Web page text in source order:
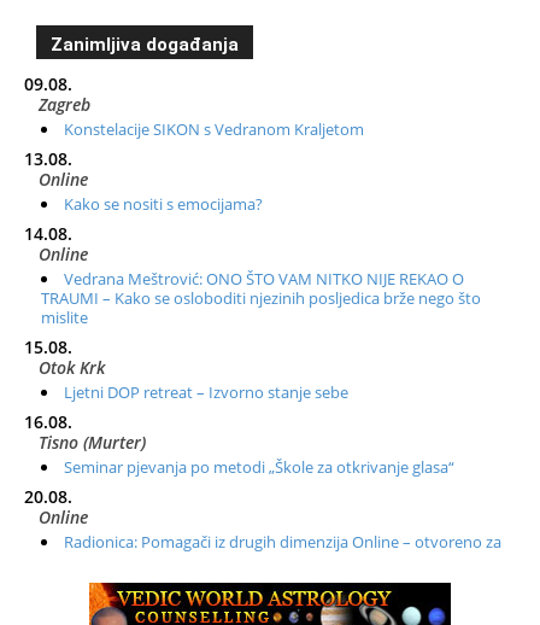
Zanimljiva događanja
09.08.
Zagreb
Konstelacije SIKON s Vedranom Kraljetom
13.08.
Online
Kako se nositi s emocijama?
14.08.
Online
Vedrana Meštrović: ONO ŠTO VAM NITKO NIJE REKAO O
TRAUMI – Kako se osloboditi njezinih posljedica brže nego što
mislite
15.08.
Otok Krk
Ljetni DOP retreat – Izvorno stanje sebe
16.08.
Tisno (Murter)
Seminar pjevanja po metodi „Škole za otkrivanje glasa“
20.08.
Online
Radionica: Pomagači iz drugih dimenzija Online – otvoreno za
Zagreb+Online